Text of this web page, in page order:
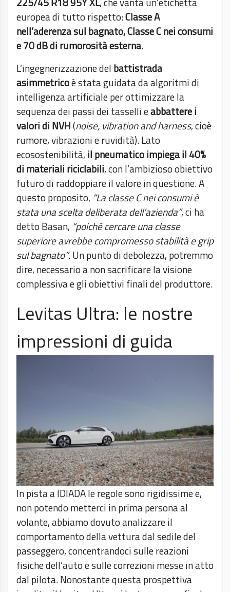
europea di tutto rispetto:Classe A
nell’aderenza sul bagnato, Classe C nei consumi
e 70 dB di rumorosità esterna.
L’ingegnerizzazione del battistrada
asimmetricoè stata guidata da algoritmi di
intelligenza artificiale per ottimizzare la
sequenza dei passi dei tasselli eabbattere i
valori di NVH(noise, vibration and harness, cioè
rumore, vibrazioni e ruvidità). Lato
ecosostenibilità, il pneumatico impiega il 40%
di materiali riciclabili, con l’ambizioso obiettivo
futuro di raddoppiare il valore in questione. A
questo proposito, “La classe C nei consumi è
stata una scelta deliberata dell’azienda”, ci ha
detto Basan, “poiché cercare una classe
superiore avrebbe compromesso stabilità e grip
sul bagnato”. Un punto di debolezza, potremmo
dire, necessario a non sacrificare la visione
complessiva e gli obiettivi finali del produttore.
Levitas Ultra: le nostre
impressioni di guida
In pista a IDIADA le regole sono rigidissime e,
non potendo metterci in prima persona al
volante, abbiamo dovuto analizzare il
comportamento della vettura dal sedile del
passeggero, concentrandoci sulle reazioni
fisiche dell’auto e sulle correzioni messe in atto
dal pilota. Nonostante questa prospettiva